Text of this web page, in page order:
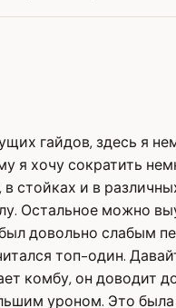
гайдов, здесь я
хочу сократить
и в
Остальное можно
довольно слабым
топ-один.
комбу, он доводит
уроном. Это была